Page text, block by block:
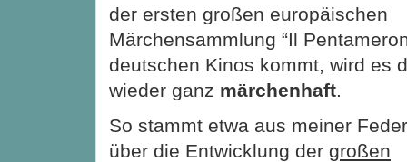
der ersten großen europäischen
Märchensammlung “Il
deutschen Kinos kommt, wird es
wieder ganz märchenhaft.
So stammt etwa aus meiner
über die Entwicklung der großen